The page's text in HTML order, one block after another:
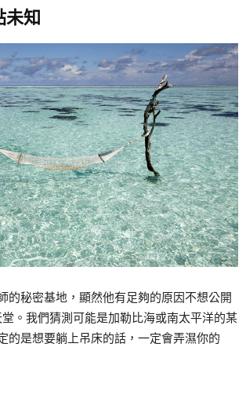
未知
的秘密基地，顯然他有足夠的原因不想公開
。我們猜測可能是加勒比海或南太平洋的某
的是想要躺上吊床的話，一定會弄濕你的